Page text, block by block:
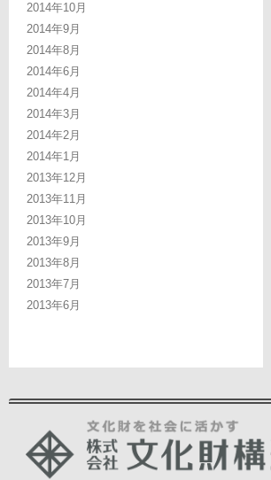
2014年10月
2014年9月
2014年8月
2014年6月
2014年4月
2014年3月
2014年2月
2014年1月
2013年12月
2013年11月
2013年10月
2013年9月
2013年8月
2013年7月
2013年6月